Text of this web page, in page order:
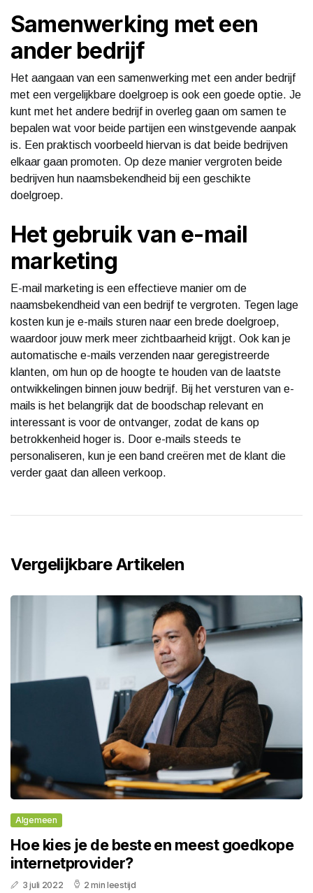
Samenwerking met een
ander bedrijf
Het aangaan van een samenwerking met een ander bedrijf
met een vergelijkbare doelgroep is ook een goede optie. Je
kunt met het andere bedrijf in overleg gaan om samen te
bepalen wat voor beide partijen een winstgevende aanpak
is. Een praktisch voorbeeld hiervan is dat beide bedrijven
elkaar gaan promoten. Op deze manier vergroten beide
bedrijven hun naamsbekendheid bij een geschikte
doelgroep.
Het gebruik van e-mail
marketing
E-mail marketing is een effectieve manier om de
naamsbekendheid van een bedrijf te vergroten. Tegen lage
kosten kun je e-mails sturen naar een brede doelgroep,
waardoor jouw merk meer zichtbaarheid krijgt. Ook kan je
automatische e-mails verzenden naar geregistreerde
klanten, om hun op de hoogte te houden van de laatste
ontwikkelingen binnen jouw bedrijf. Bij het versturen van e-
mails is het belangrijk dat de boodschap relevant en
interessant is voor de ontvanger, zodat de kans op
betrokkenheid hoger is. Door e-mails steeds te
personaliseren, kun je een band creëren met de klant die
verder gaat dan alleen verkoop.
Vergelijkbare Artikelen
Algemeen
Hoe kies je de beste en meest goedkope
internetprovider?
3 juli 2022 2 min leestijd